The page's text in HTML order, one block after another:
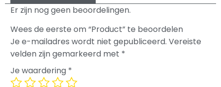
Er zijn nog geen beoordelingen.
Wees de eerste om “Product” te beoordelen
Je e-mailadres wordt niet gepubliceerd. Vereiste
velden zijn gemarkeerd met *
Je waardering *